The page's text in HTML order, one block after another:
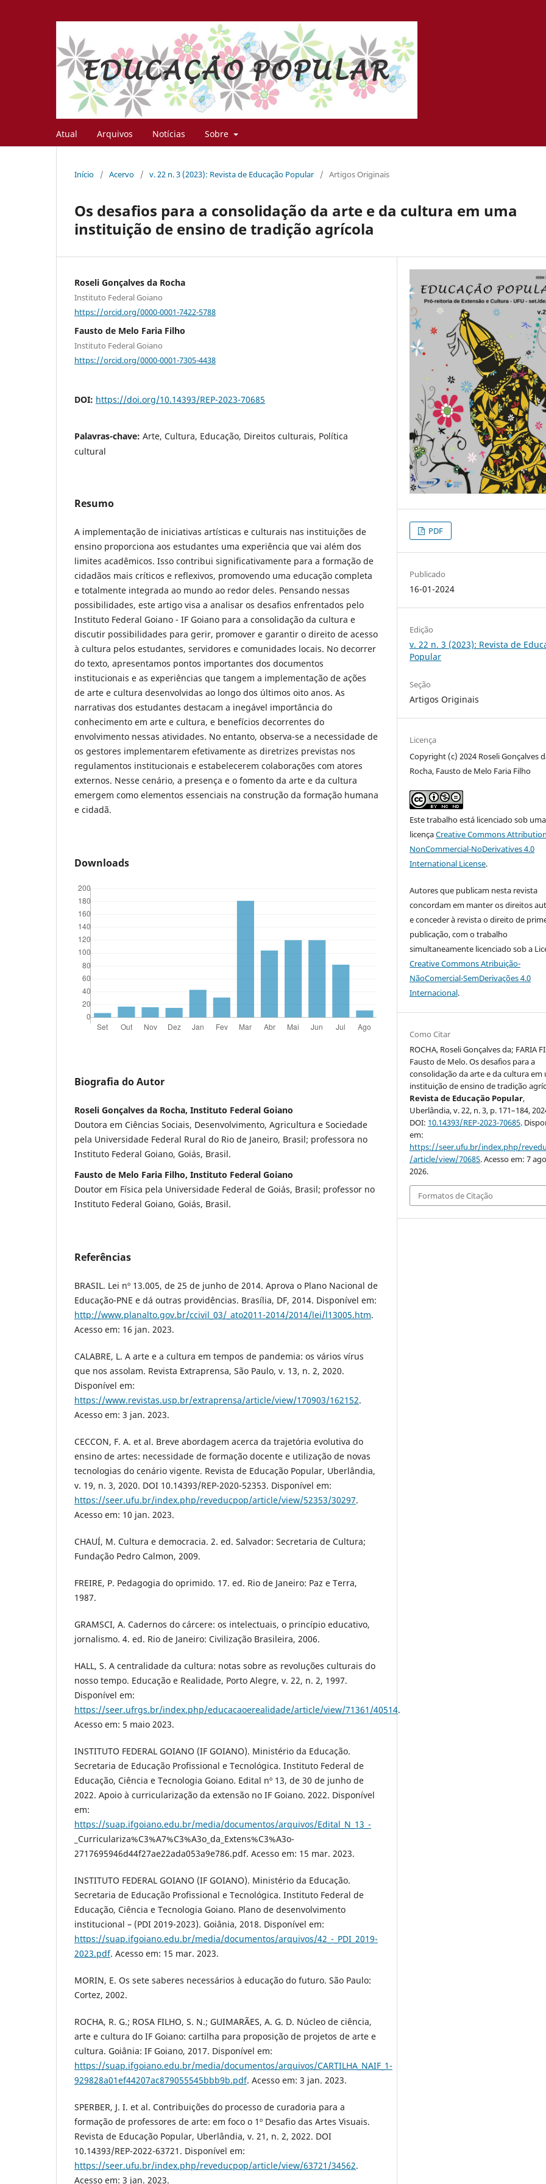
Atual Arquivos Notícias Sobre
Início / Acervo / v. 22 n. 3 (2023): Revista de Educação Popular / Artigos Originais
Os desafios para a consolidação da arte e da cultura em uma
instituição de ensino de tradição agrícola
Roseli Gonçalves da Rocha
Instituto Federal Goiano
https://orcid.org/0000-0001-7422-5788
Fausto de Melo Faria Filho
Instituto Federal Goiano
https://orcid.org/0000-0001-7305-4438
DOI: https://doi.org/10.14393/REP-2023-70685
Palavras-chave: Arte, Cultura, Educação, Direitos culturais, Política
cultural
Resumo
A implementação de iniciativas artísticas e culturais nas instituições de
ensino proporciona aos estudantes uma experiência que vai além dos
limites acadêmicos. Isso contribui significativamente para a formação de
cidadãos mais críticos e reflexivos, promovendo uma educação completa
e totalmente integrada ao mundo ao redor deles. Pensando nessas
possibilidades, este artigo visa a analisar os desafios enfrentados pelo
Instituto Federal Goiano - IF Goiano para a consolidação da cultura e
discutir possibilidades para gerir, promover e garantir o direito de acesso
à cultura pelos estudantes, servidores e comunidades locais. No decorrer
do texto, apresentamos pontos importantes dos documentos
institucionais e as experiências que tangem a implementação de ações
de arte e cultura desenvolvidas ao longo dos últimos oito anos. As
narrativas dos estudantes destacam a inegável importância do
conhecimento em arte e cultura, e benefícios decorrentes do
envolvimento nessas atividades. No entanto, observa-se a necessidade de
os gestores implementarem efetivamente as diretrizes previstas nos
regulamentos institucionais e estabelecerem colaborações com atores
externos. Nesse cenário, a presença e o fomento da arte e da cultura
emergem como elementos essenciais na construção da formação humana
e cidadã.
Downloads
Biografia do Autor
Roseli Gonçalves da Rocha, Instituto Federal Goiano
Doutora em Ciências Sociais, Desenvolvimento, Agricultura e Sociedade
pela Universidade Federal Rural do Rio de Janeiro, Brasil; professora no
Instituto Federal Goiano, Goiás, Brasil.
Fausto de Melo Faria Filho, Instituto Federal Goiano
Doutor em Física pela Universidade Federal de Goiás, Brasil; professor no
Instituto Federal Goiano, Goiás, Brasil.
Referências
BRASIL. Lei nº 13.005, de 25 de junho de 2014. Aprova o Plano Nacional de
Educação-PNE e dá outras providências. Brasília, DF, 2014. Disponível em:
http://www.planalto.gov.br/ccivil_03/_ato2011-2014/2014/lei/l13005.htm.
Acesso em: 16 jan. 2023.
CALABRE, L. A arte e a cultura em tempos de pandemia: os vários vírus
que nos assolam. Revista Extraprensa, São Paulo, v. 13, n. 2, 2020.
Disponível em:
https://www.revistas.usp.br/extraprensa/article/view/170903/162152.
Acesso em: 3 jan. 2023.
CECCON, F. A. et al. Breve abordagem acerca da trajetória evolutiva do
ensino de artes: necessidade de formação docente e utilização de novas
tecnologias do cenário vigente. Revista de Educação Popular, Uberlândia,
v. 19, n. 3, 2020. DOI 10.14393/REP-2020-52353. Disponível em:
https://seer.ufu.br/index.php/reveducpop/article/view/52353/30297.
Acesso em: 10 jan. 2023.
CHAUÍ, M. Cultura e democracia. 2. ed. Salvador: Secretaria de Cultura;
Fundação Pedro Calmon, 2009.
FREIRE, P. Pedagogia do oprimido. 17. ed. Rio de Janeiro: Paz e Terra,
1987.
GRAMSCI, A. Cadernos do cárcere: os intelectuais, o princípio educativo,
jornalismo. 4. ed. Rio de Janeiro: Civilização Brasileira, 2006.
HALL, S. A centralidade da cultura: notas sobre as revoluções culturais do
nosso tempo. Educação e Realidade, Porto Alegre, v. 22, n. 2, 1997.
Disponível em:
https://seer.ufrgs.br/index.php/educacaoerealidade/article/view/71361/40514.
Acesso em: 5 maio 2023.
INSTITUTO FEDERAL GOIANO (IF GOIANO). Ministério da Educação.
Secretaria de Educação Profissional e Tecnológica. Instituto Federal de
Educação, Ciência e Tecnologia Goiano. Edital nº 13, de 30 de junho de
2022. Apoio à curricularização da extensão no IF Goiano. 2022. Disponível
em:
https://suap.ifgoiano.edu.br/media/documentos/arquivos/Edital_N_13_-
_Curriculariza%C3%A7%C3%A3o_da_Extens%C3%A3o-
2717695946d44f27ae22ada053a9e786.pdf. Acesso em: 15 mar. 2023.
INSTITUTO FEDERAL GOIANO (IF GOIANO). Ministério da Educação.
Secretaria de Educação Profissional e Tecnológica. Instituto Federal de
Educação, Ciência e Tecnologia Goiano. Plano de desenvolvimento
institucional – (PDI 2019-2023). Goiânia, 2018. Disponível em:
https://suap.ifgoiano.edu.br/media/documentos/arquivos/42_-_PDI_2019-
2023.pdf. Acesso em: 15 mar. 2023.
MORIN, E. Os sete saberes necessários à educação do futuro. São Paulo:
Cortez, 2002.
ROCHA, R. G.; ROSA FILHO, S. N.; GUIMARÃES, A. G. D. Núcleo de ciência,
arte e cultura do IF Goiano: cartilha para proposição de projetos de arte e
cultura. Goiânia: IF Goiano, 2017. Disponível em:
https://suap.ifgoiano.edu.br/media/documentos/arquivos/CARTILHA_NAIF_1-
929828a01ef44207ac879055545bbb9b.pdf. Acesso em: 3 jan. 2023.
SPERBER, J. I. et al. Contribuições do processo de curadoria para a
formação de professores de arte: em foco o 1º Desafio das Artes Visuais.
Revista de Educação Popular, Uberlândia, v. 21, n. 2, 2022. DOI
10.14393/REP-2022-63721. Disponível em:
https://seer.ufu.br/index.php/reveducpop/article/view/63721/34562.
Acesso em: 3 jan. 2023.
PDF
Publicado
16-01-2024
Edição
v. 22 n. 3 (2023): Revista de
Popular
Seção
Artigos Originais
Licença
Copyright (c) 2024 Roseli Gonçalves
Rocha, Fausto de Melo Faria Filho
Este trabalho está licenciado sob uma
licençaCreative Commons
NonCommercial-NoDerivatives 4.0
International License.
Autores que publicam nesta revista
concordam em manter os direitos
e conceder à revista o direito de
publicação, com o trabalho
simultaneamente licenciado sob a
Creative Commons Atribuição-
NãoComercial-SemDerivações 4.0
Internacional.
Como Citar
ROCHA, Roseli Gonçalves da; FARIA
Fausto de Melo. Os desafios para a
consolidação da arte e da cultura em
instituição de ensino de tradição
Revista de Educação Popular,
Uberlândia, v. 22, n. 3, p. 171–184,
DOI: 10.14393/REP-2023-70685.
em:
https://seer.ufu.br/index.php/
/article/view/70685. Acesso em: 7
2026.
Formatos de Citação